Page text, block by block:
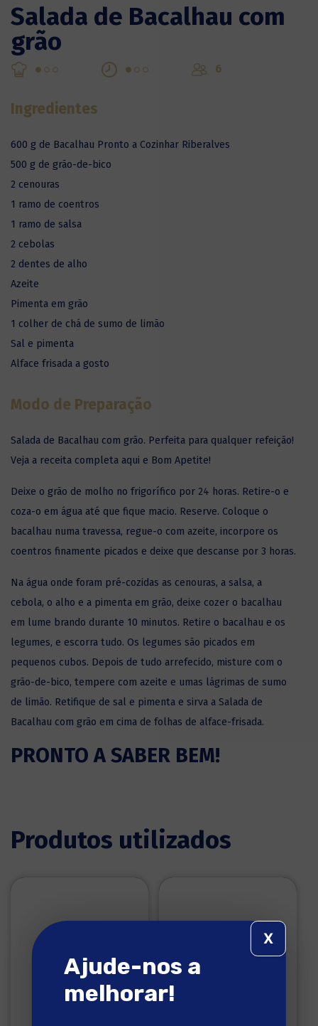
Salada de Bacalhau com
grão
6
Ingredientes
600 g de Bacalhau Pronto a Cozinhar Riberalves
500 g de grão-de-bico
2 cenouras
1 ramo de coentros
1 ramo de salsa
2 cebolas
2 dentes de alho
Azeite
Pimenta em grão
1 colher de chá de sumo de limão
Sal e pimenta
Alface frisada a gosto
Modo de Preparação
Salada de Bacalhau com grão. Perfeita para qualquer refeição!
Veja a receita completa aqui e Bom Apetite!
Deixe o grão de molho no frigorífico por 24 horas. Retire-o e
coza-o em água até que fique macio. Reserve. Coloque o
bacalhau numa travessa, regue-o com azeite, incorpore os
coentros finamente picados e deixe que des­canse por 3 horas.
Na água onde foram pré-cozidas as cenouras, a salsa, a
cebola, o alho e a pimenta em grão, deixe cozer o bacalhau
em lume brando durante 10 minutos. Retire o bacalhau e os
legumes, e escorra tudo. Os legumes são picados em
pequenos cubos. Depois de tudo arrefecido, misture com o
grão-de-bico, tempere com azeite e umas lágrimas de sumo
de limão. Retifique de sal e pimenta e sirva a Salada de
Bacalhau com grão em cima de folhas de alface-frisada.
PRONTO A SABER BEM!
Produtos utilizados
Ajude-nos a
melhorar!
X